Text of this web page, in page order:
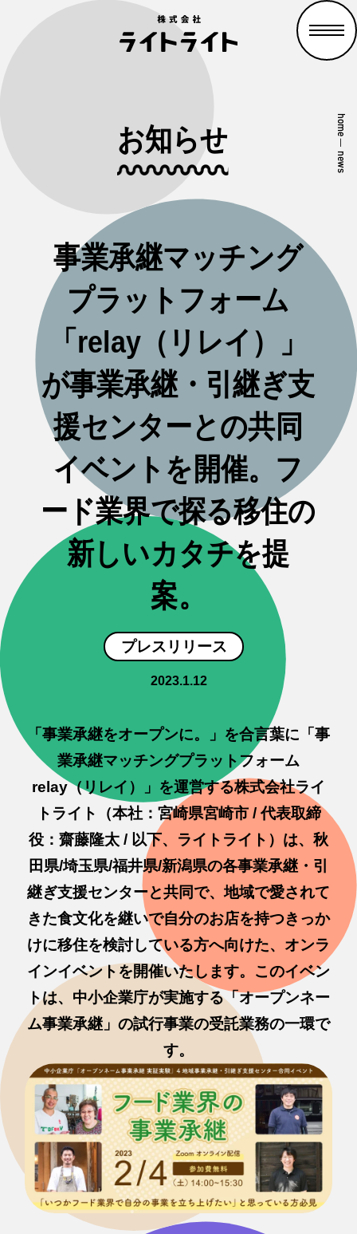
お知らせ
事業承継マッチング
プラットフォーム
「relay（リレイ）」
が事業承継・引継ぎ支
援センターとの共同
イベントを開催。フ
ード業界で探る移住の
新しいカタチを提
案。
プレスリリース
2023.1.12
home
—
news
「事業承継をオープンに。」を合言葉に「事
業承継マッチングプラットフォーム
relay（リレイ）」を運営する株式会社ライ
トライト（本社：宮崎県宮崎市 / 代表取締
役：齋藤隆太 / 以下、ライトライト）は、秋
田県/埼玉県/福井県/新潟県の各事業承継・引
継ぎ支援センターと共同で、地域で愛されて
きた食文化を継いで自分のお店を持つきっか
けに移住を検討している方へ向けた、オンラ
インイベントを開催いたします。このイベン
トは、中小企業庁が実施する「オープンネー
ム事業承継」の試行事業の受託業務の一環で
す。